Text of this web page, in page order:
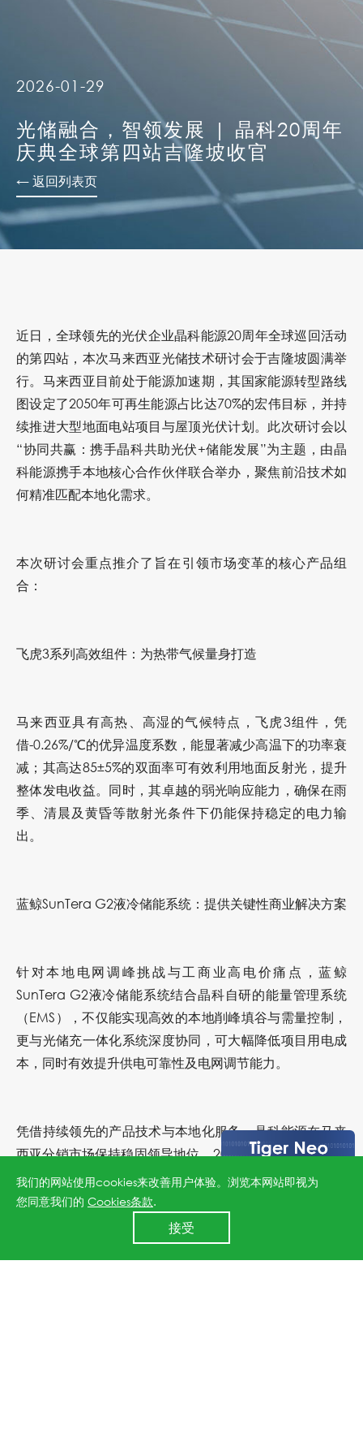
2026-01-29
光储融合，智领发展 | 晶科20周年
庆典全球第四站吉隆坡收官
← 返回列表页
近日，全球领先的光伏企业晶科能源20周年全球巡回活动
的第四站，本次马来西亚光储技术研讨会于吉隆坡圆满举
行。马来西亚目前处于能源加速期，其国家能源转型路线
图设定了2050年可再生能源占比达70%的宏伟目标，并持
续推进大型地面电站项目与屋顶光伏计划。此次研讨会以
“协同共赢：携手晶科共助光伏+储能发展”为主题，由晶
科能源携手本地核心合作伙伴联合举办，聚焦前沿技术如
何精准匹配本地化需求。
本次研讨会重点推介了旨在引领市场变革的核心产品组
合：
飞虎3系列高效组件：为热带气候量身打造
马来西亚具有高热、高湿的气候特点，飞虎3组件，凭
借-0.26%/℃的优异温度系数，能显著减少高温下的功率衰
减；其高达85±5%的双面率可有效利用地面反射光，提升
整体发电收益。同时，其卓越的弱光响应能力，确保在雨
季、清晨及黄昏等散射光条件下仍能保持稳定的电力输
出。
蓝鲸SunTera G2液冷储能系统：提供关键性商业解决方案
针对本地电网调峰挑战与工商业高电价痛点，蓝鲸
SunTera G2液冷储能系统结合晶科自研的能量管理系统
（EMS），不仅能实现高效的本地削峰填谷与需量控制，
更与光储充一体化系统深度协同，可大幅降低项目用电成
本，同时有效提升供电可靠性及电网调节能力。
凭借持续领先的产品技术与本地化服务，晶科能源在马来
西亚分销市场保持稳固领导地位，2025年市场份额预计稳
定在约32%。展望未来，晶科将持续深化光储系统协同创
新，强化本地技术支持，推动马来西亚及区域清洁能源结
构的转型升级与可持续发展。
我们的网站使用cookies来改善用户体验。浏览本网站即视为
您同意我们的 Cookies条款.
接受